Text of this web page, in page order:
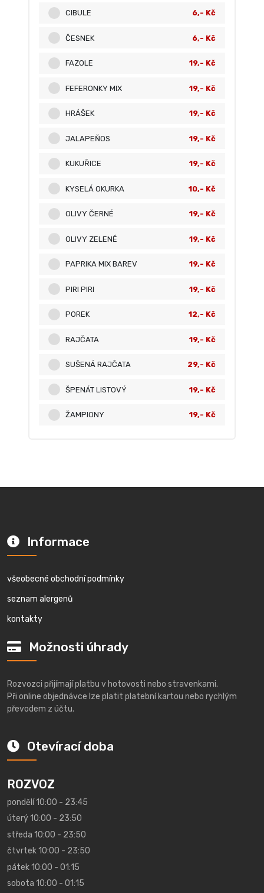
CIBULE 6,- Kč
ČESNEK 6,- Kč
FAZOLE 19,- Kč
FEFERONKY MIX 19,- Kč
HRÁŠEK 19,- Kč
JALAPEŇOS 19,- Kč
KUKUŘICE 19,- Kč
KYSELÁ OKURKA 10,- Kč
OLIVY ČERNÉ 19,- Kč
OLIVY ZELENÉ 19,- Kč
PAPRIKA MIX BAREV 19,- Kč
PIRI PIRI 19,- Kč
POREK 12,- Kč
RAJČATA 19,- Kč
SUŠENÁ RAJČATA 29,- Kč
ŠPENÁT LISTOVÝ 19,- Kč
ŽAMPIONY 19,- Kč
Informace
všeobecné obchodní podmínky
seznam alergenů
kontakty
Možnosti úhrady
Rozvozci přijímají platbu v hotovosti nebo stravenkami.
Při online objednávce lze platit platební kartou nebo rychlým
převodem z účtu.
Otevírací doba
ROZVOZ
pondělí 10:00 - 23:45
úterý 10:00 - 23:50
středa 10:00 - 23:50
čtvrtek 10:00 - 23:50
pátek 10:00 - 01:15
sobota 10:00 - 01:15